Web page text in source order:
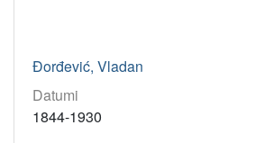
Đorđević, Vladan
Datumi
1844-1930